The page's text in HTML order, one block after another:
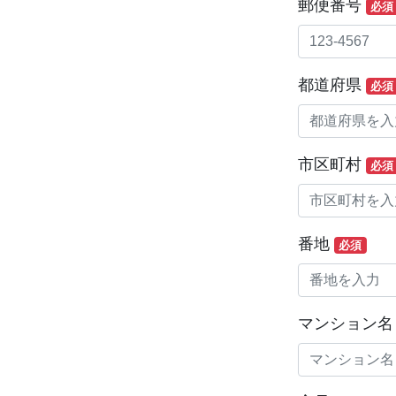
郵便番号 必須
都道府県 必須
市区町村 必須
番地 必須
マンション